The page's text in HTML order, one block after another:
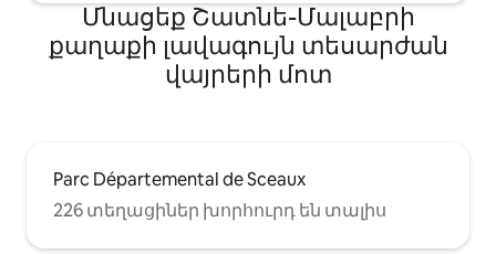
Մնացեք Շատնե-Մալաբրի
քաղաքի լավագույն տեսարժան
վայրերի մոտ
Parc Départemental de Sceaux
226 տեղացիներ խորհուրդ են տալիս